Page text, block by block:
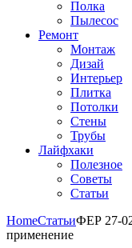
Полка
Пылесос
Ремонт
Монтаж
Дизай
Интерьер
Плитка
Потолки
Стены
Трубы
Лайфхаки
Полезное
Советы
Статьи
HomeСтатьиФЕР 27-
применение